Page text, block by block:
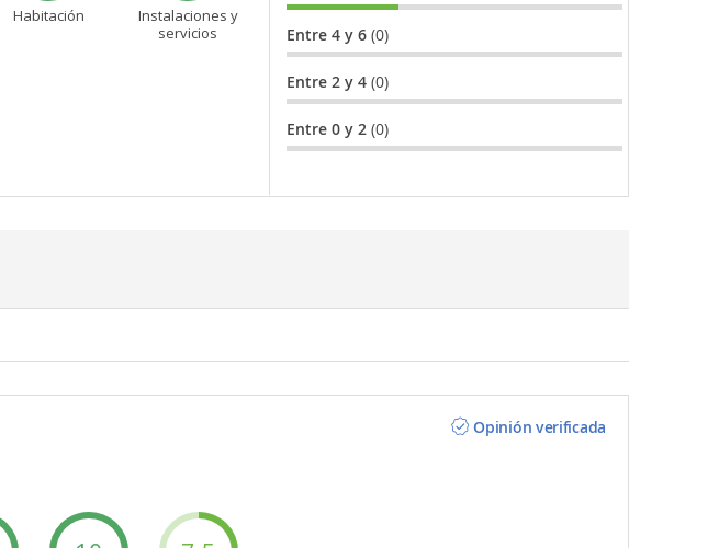
Habitación
Instalaciones y
servicios
Entre 4 y 6 (0)
Entre 2 y 4 (0)
Entre 0 y 2 (0)
Opinión verificada